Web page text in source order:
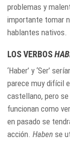
problemas y
importante tomar
hablantes nativos.
LOS VERBOS
‘Haber’ y ‘Ser’
parece muy difícil
castellano, pero
funcionan como
en pasado se
acción. Haben se